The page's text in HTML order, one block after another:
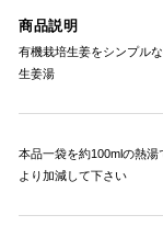
商品説明
有機栽培生姜をシンプル
生姜湯
本品一袋を約100mlの熱
より加減して下さい